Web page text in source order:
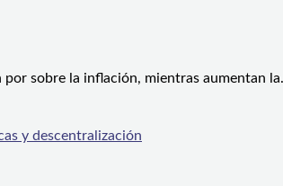
por sobre la inflación, mientras aumentan